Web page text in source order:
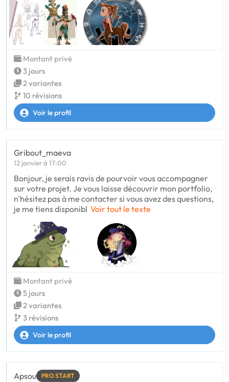
Montant privé
3 jours
2 variantes
10 révisions
Voir le profil
Gribout_maeva
12 janvier à 17:00
Bonjour, je serais ravis de pourvoir vous accompagner
sur votre projet. Je vous laisse découvrir mon portfolio,
n'hésitez pas à me contacter si vous avez des questions,
je me tiens disponibl Voir tout le texte
Montant privé
5 jours
2 variantes
3 révisions
Voir le profil
Apsou PRO START